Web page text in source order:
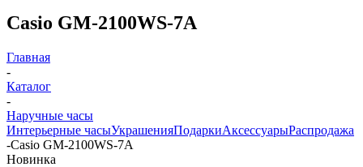
Casio GM-2100WS-7A
Главная
-
Каталог
-
Наручные часы
Интерьерные часыУкрашенияПодаркиАксессуарыРаспродажа
-Casio GM-2100WS-7A
Новинка